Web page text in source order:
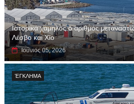
Ιστορικά χαμηλός ο αριθμός
Λέσβο και Χίο
Ιούνιος 05, 2026
ΈΓΚΛΗΜΑ